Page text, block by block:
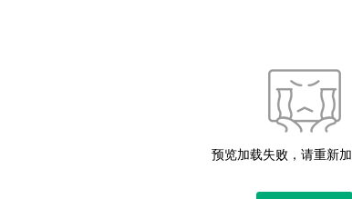
预览加载失败，请重新